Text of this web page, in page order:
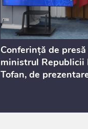
Conferință de
ministrul Republicii
Tofan, de
consultărilor publice